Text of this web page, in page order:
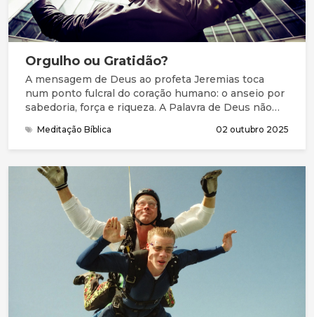
Orgulho ou Gratidão?
A mensagem de Deus ao profeta Jeremias toca
num ponto fulcral do coração humano: o anseio por
sabedoria, força e riqueza. A Palavra de Deus não
natureza humana querermos alargar os nossos
conhecimentos, poder, bens e influência. A
advertência do Senhor, pelas palavras do profeta, é
que não coloquemos nessas coisas o nosso
coração, nem nos esqueçamos de que, sempre que
as alcançamos, elas são dádiva de Deus.
Meditação Bíblica 02 outubro 2025